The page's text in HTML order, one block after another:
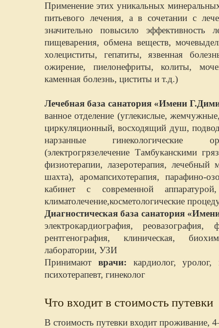
Применение этих уникальных
питьевого лечения, а в сочетании с
значительно повысило эффективность
пищеварения, обмена веществ,
холециститы, гепатиты, язвенная
ожирение, пиелонефриты, колиты,
каменная болезнь, циститы и т.д.)
Лечебная база санатория «Имени
ванное отделение (углекислые,
циркуляционный, восходящий душ,
нарзанные гинекологические
(электрогрязелечение Тамбуканскими
физиотерапии, лазеротерапия, лечебный
шахта), аромапсихотерапия, парафино-
кабинет с современной
климатолечение,косметологические
Диагностическая база санатория
электрокардиография, реовазография,
рентгенография, клиническая,
лаборатории, УЗИ
Принимают врачи: кардиолог, уролог,
психотерапевт, гинеколог
Что входит в стоимость путевки
В стоимость путевки входит проживание,